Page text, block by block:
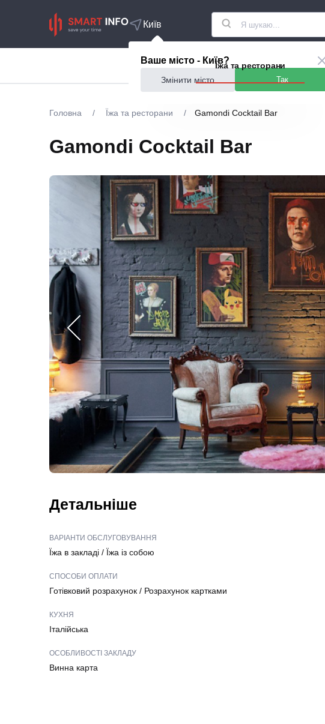
Київ
Ваше місто - Київ?
Змінити місто Так
Акції Їжа та ресторани
Головна / Їжа та ресторани / Gamondi Cocktail Bar
Gamondi Cocktail Bar
Детальніше
ВАРІАНТИ ОБСЛУГОВУВАННЯ
Їжа в закладі / Їжа із собою
СПОСОБИ ОПЛАТИ
Готівковий розрахунок / Розрахунок картками
КУХНЯ
Італійська
ОСОБЛИВОСТІ ЗАКЛАДУ
Винна карта